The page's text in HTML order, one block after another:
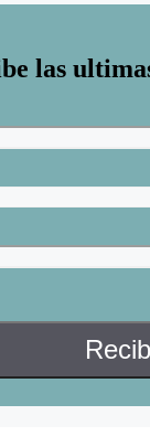
las